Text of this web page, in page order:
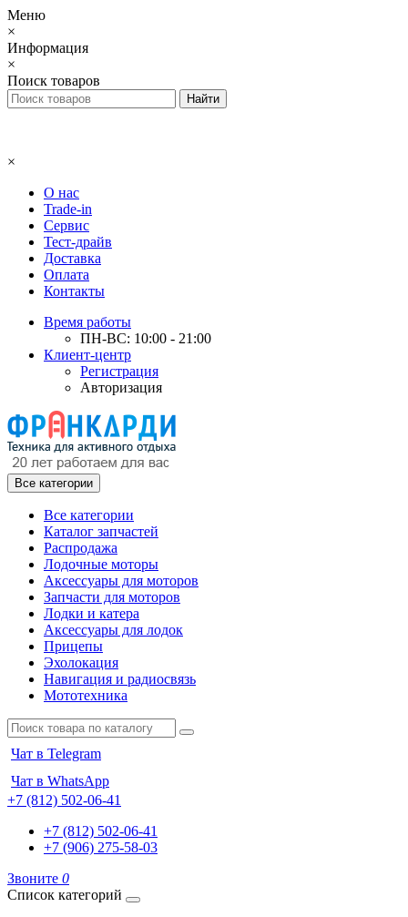
Меню
×
Информация
×
Поиск товаров
×
О нас
Trade-in
Сервис
Тест-драйв
Доставка
Оплата
Контакты
Время работы
ПН-ВС: 10:00 - 21:00
Клиент-центр
Регистрация
Авторизация
Все категории
Все категории
Каталог запчастей
Распродажа
Лодочные моторы
Аксессуары для моторов
Запчасти для моторов
Лодки и катера
Аксессуары для лодок
Прицепы
Эхолокация
Навигация и радиосвязь
Мототехника
Чат в Telegram
Чат в WhatsApp
+7 (812) 502-06-41
+7 (812) 502-06-41
+7 (906) 275-58-03
Звоните 0
Список категорий